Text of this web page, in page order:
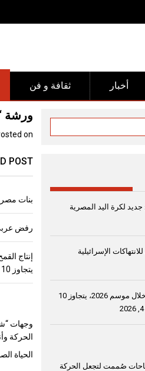
ثقافة و فن أخبار
ورشة
on
POST
بنات مصر
رفض عربي
يتجاوز 10 ملايين طن
وجهات
الحركة
الحياة
لكرة اليد المصرية
الإسرائيلية
إنتاج القمح في مصر خلال موسم 2026، يتجاوز 10
صُممت لتجعل الحركة